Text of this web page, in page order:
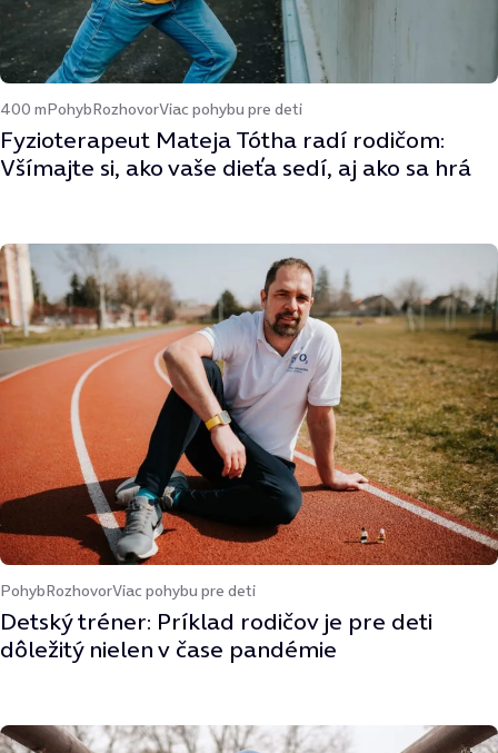
400 mPohybRozhovorViac pohybu pre deti
Fyzioterapeut Mateja Tótha radí rodičom:
Všímajte si, ako vaše dieťa sedí, aj ako sa hrá
PohybRozhovorViac pohybu pre deti
Detský tréner: Príklad rodičov je pre deti
dôležitý nielen v čase pandémie